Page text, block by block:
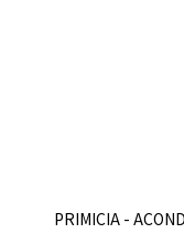
PRIMICIA -